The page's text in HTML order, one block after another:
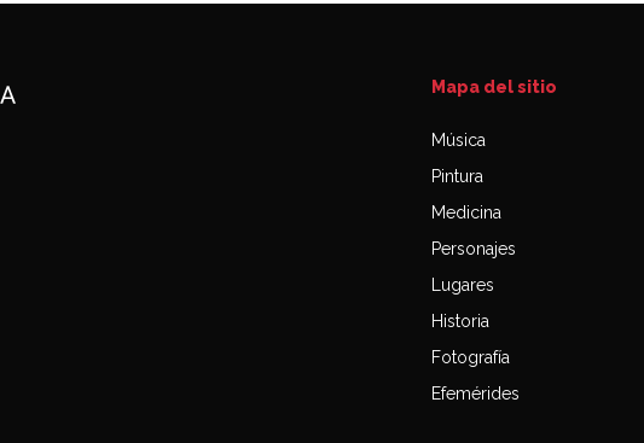
Mapa del sitio
Música
Pintura
Medicina
Personajes
Lugares
Historia
Fotografía
Efemérides